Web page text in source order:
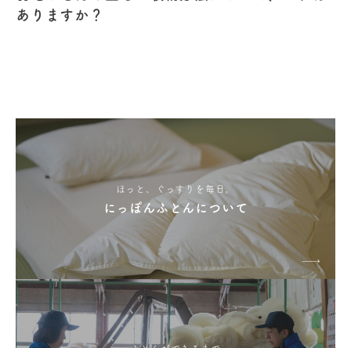
ありますか？
ほっと、ぐっすりを毎日。
にっぽんふとんについて